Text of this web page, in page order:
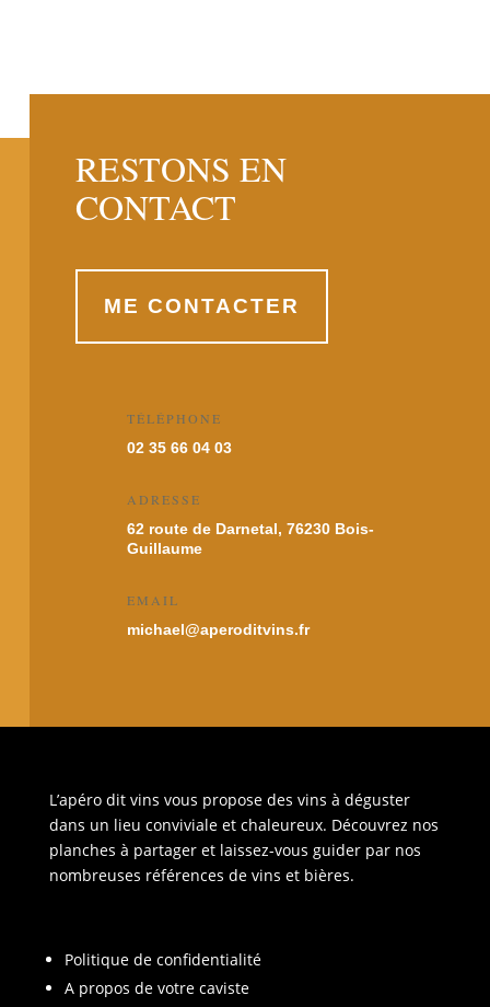
RESTONS EN
CONTACT
ME CONTACTER
TÉLÉPHONE
02 35 66 04 03
ADRESSE
62 route de Darnetal, 76230 Bois-
Guillaume
EMAIL
michael@aperoditvins.fr
L’apéro dit vins vous propose des vins à déguster
dans un lieu conviviale et chaleureux. Découvrez nos
planches à partager et laissez-vous guider par nos
nombreuses références de vins et bières.
Politique de confidentialité
A propos de votre caviste